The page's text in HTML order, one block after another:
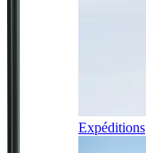
Expéditions